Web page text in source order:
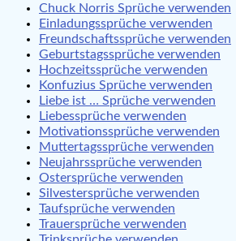
Chuck Norris Sprüche verwenden
Einladungssprüche verwenden
Freundschaftssprüche verwenden
Geburtstagssprüche verwenden
Hochzeitssprüche verwenden
Konfuzius Sprüche verwenden
Liebe ist … Sprüche verwenden
Liebessprüche verwenden
Motivationssprüche verwenden
Muttertagssprüche verwenden
Neujahrssprüche verwenden
Ostersprüche verwenden
Silvestersprüche verwenden
Taufsprüche verwenden
Trauersprüche verwenden